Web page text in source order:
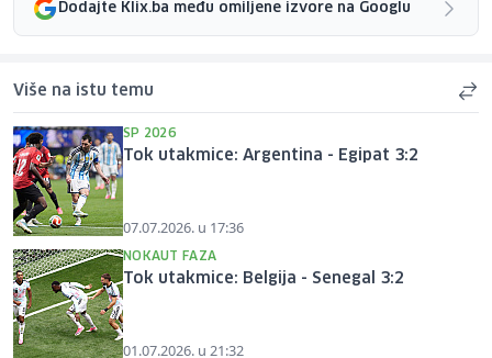
Dodajte Klix.ba među omiljene izvore na Googlu
Više na istu temu
SP 2026
Tok utakmice: Argentina - Egipat 3:2
07.07.2026. u 17:36
NOKAUT FAZA
Tok utakmice: Belgija - Senegal 3:2
01.07.2026. u 21:32